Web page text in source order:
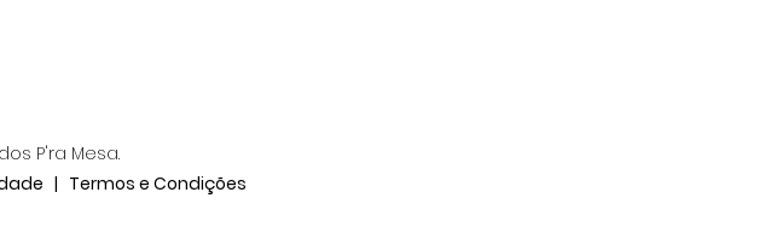
P'ra Mesa.
| Termos e Condições